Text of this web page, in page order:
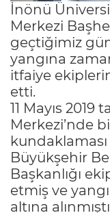
İnönü
Merkezi
geçtiğimiz
yangına
itfaiye
etti.
11 Mayıs
Merkezi’nde
kundaklaması
Büyükşehir
Başkanlığı
etmiş ve
altına